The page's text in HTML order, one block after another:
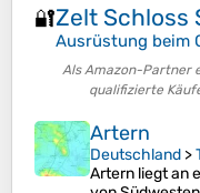
🔐Zelt Schloss
Ausrüstung beim
Als Amazon-Partner
qualifizierte
Artern
Deutschland >
Artern liegt an